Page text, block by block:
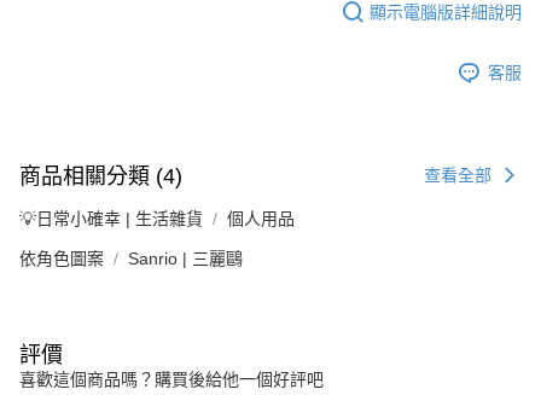
顯示電腦版詳細說明
客服
商品相關分類 (4) 查看全部
💡日常小確幸 | 生活雜貨 個人用品
依角色圖案 Sanrio | 三麗鷗
評價
喜歡這個商品嗎？購買後給他一個好評吧